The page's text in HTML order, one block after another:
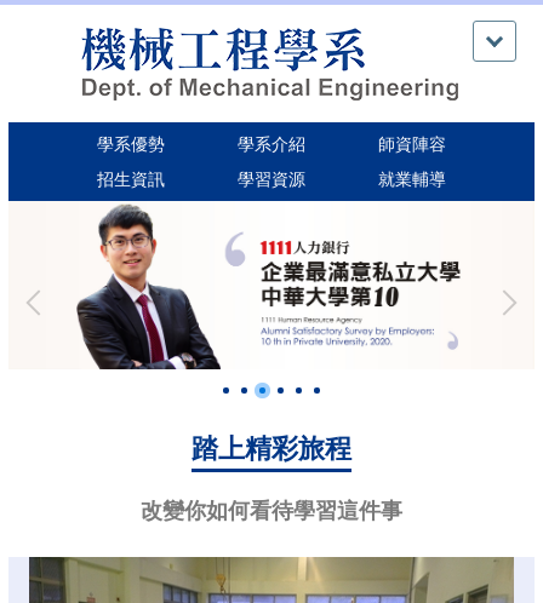
內
學系優勢 學系介紹
師資陣容
招生資訊
學習資源 就業輔導
踏上精彩旅程
改變你如何看待學習這件事